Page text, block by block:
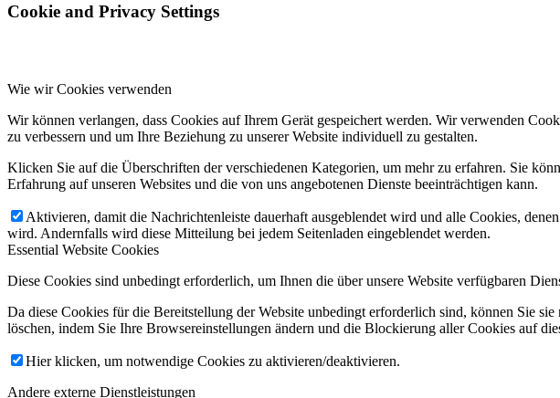
Cookie and Privacy Settings
Wie wir Cookies verwenden
Wir können verlangen, dass Cookies auf Ihrem Gerät gespeichert werden. Wir verwenden
zu verbessern und um Ihre Beziehung zu unserer Website individuell zu gestalten.
Klicken Sie auf die Überschriften der verschiedenen Kategorien, um mehr zu erfahren. Sie
Erfahrung auf unseren Websites und die von uns angebotenen Dienste beeinträchtigen kann.
Aktivieren, damit die Nachrichtenleiste dauerhaft ausgeblendet wird und alle Cookies,
wird. Andernfalls wird diese Mitteilung bei jedem Seitenladen eingeblendet werden.
Essential Website Cookies
Diese Cookies sind unbedingt erforderlich, um Ihnen die über unsere Website verfügbaren
Da diese Cookies für die Bereitstellung der Website unbedingt erforderlich sind, können Sie
löschen, indem Sie Ihre Browsereinstellungen ändern und die Blockierung aller Cookies auf
Hier klicken, um notwendige Cookies zu aktivieren/deaktivieren.
Andere externe Dienstleistungen